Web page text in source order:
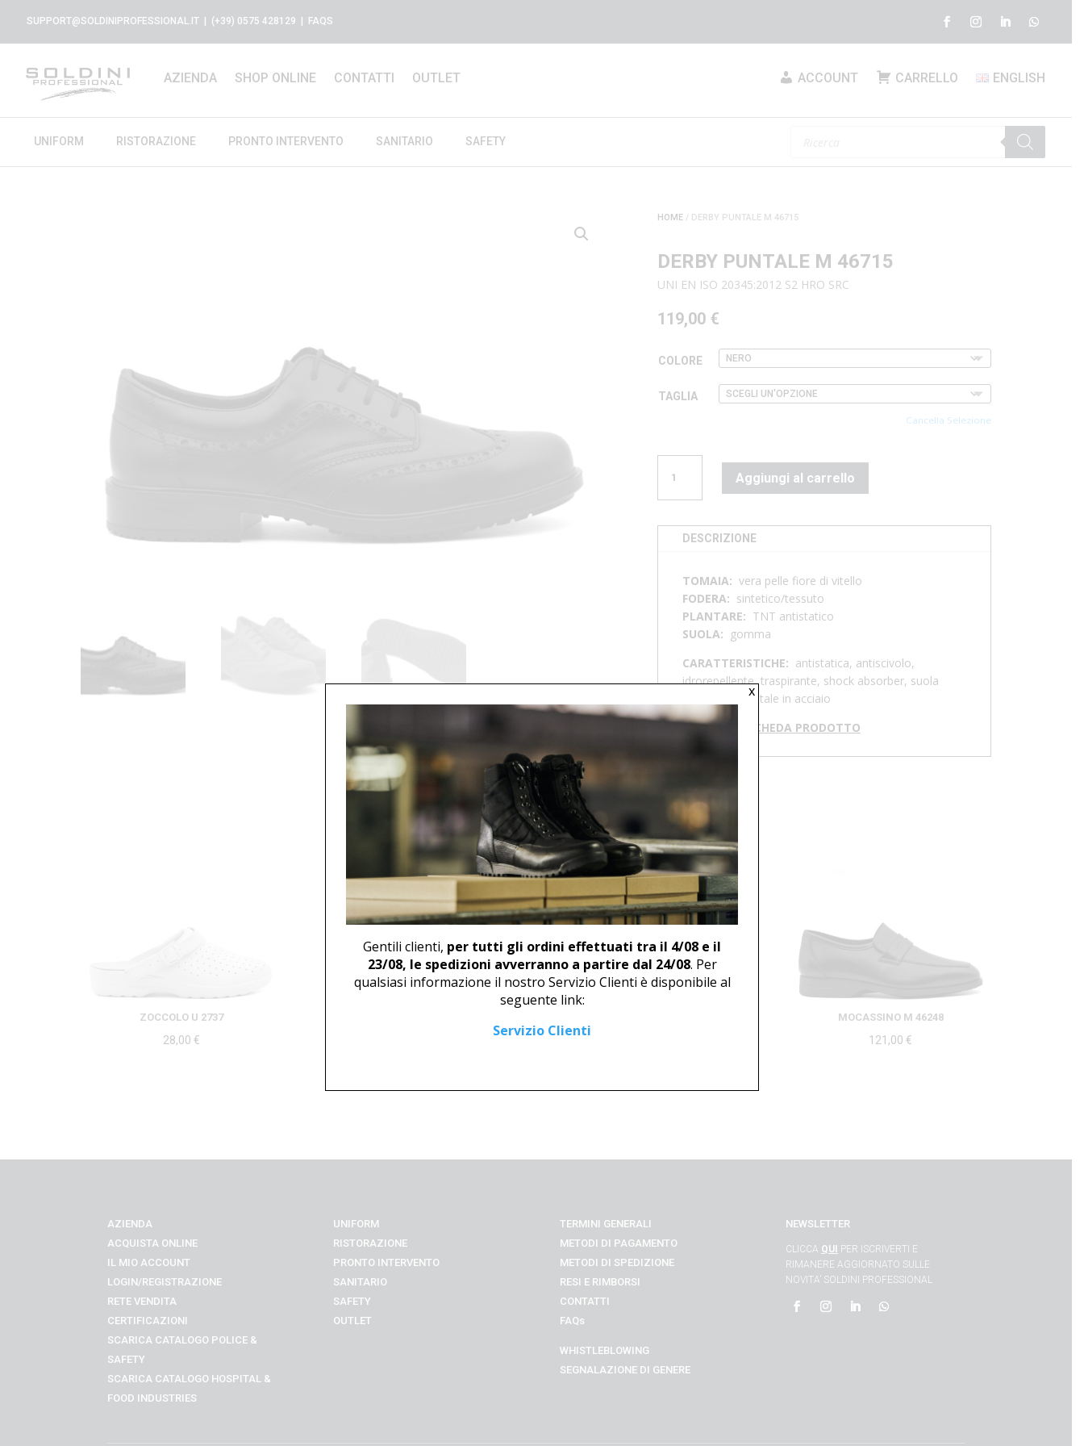
SUPPORT@SOLDINIPROFESSIONAL.IT | (+39) 0575 428129 | FAQS
AZIENDA SHOP ONLINE CONTATTI OUTLET ACCOUNT CARRELLO ENGLISH
UNIFORM RISTORAZIONE PRONTO INTERVENTO SANITARIO SAFETY
HOME/ DERBY PUNTALE M 46715
DERBY PUNTALE M 46715
UNI EN ISO 20345:2012 S2 HRO SRC
119,00 €
COLORE
TAGLIA
Cancella Selezione
PUNTALE
M
QUANTITÀ
Aggiungi al carrello
DESCRIZIONE
TOMAIA: vera pelle fiore di vitello
FODERA: sintetico/tessuto
PLANTARE: TNT antistatico
SUOLA: gomma
CARATTERISTICHE: antistatica, antiscivolo,
idrorepellente, traspirante, shock absorber, suola
anticalore, puntale in acciaio
📄 SCARICA SCHEDA PRODOTTO
PRODOTTI CORRELATI
ZOCCOLO U 2737
28,00 €
MOCASSINO M 46248
121,00 €
AZIENDA
ACQUISTA ONLINE
IL MIO ACCOUNT
LOGIN/REGISTRAZIONE
RETE VENDITA
CERTIFICAZIONI
SCARICA CATALOGO POLICE &
SAFETY
SCARICA CATALOGO HOSPITAL &
FOOD INDUSTRIES
UNIFORM
RISTORAZIONE
PRONTO INTERVENTO
SANITARIO
SAFETY
OUTLET
TERMINI GENERALI
METODI DI PAGAMENTO
METODI DI SPEDIZIONE
RESI E RIMBORSI
CONTATTI
FAQs
WHISTLEBLOWING
SEGNALAZIONE DI GENERE
NEWSLETTER
CLICCA QUI PER ISCRIVERTI E
RIMANERE AGGIORNATO SULLE
NOVITA’ SOLDINI PROFESSIONAL
Gentili clienti, per tutti gli ordini effettuati tra il 4/08 e il
23/08, le spedizioni avverranno a partire dal 24/08. Per
qualsiasi informazione il nostro Servizio Clienti è disponibile al
seguente link:
Servizio Clienti
x